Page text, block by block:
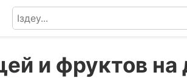
и фруктов